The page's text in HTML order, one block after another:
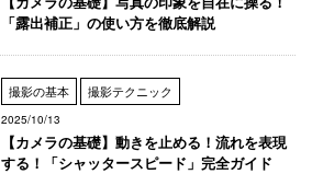
「露出補正」の使い方を徹底解説
撮影の基本 撮影テクニック
2025/10/13
【カメラの基礎】動きを止める！流れを表現
する！「シャッタースピード」完全ガイド